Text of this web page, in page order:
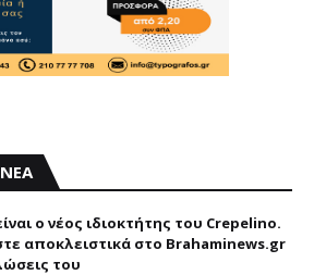
ο νέος ιδιοκτήτης του Crepelino.
αποκλειστικά στο Brahaminews.gr
του